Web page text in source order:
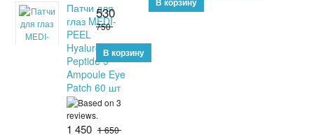
Патчи для
глаз MEDI-
PEEL
Hyaluron Aqua
Peptide 9
Ampoule Eye
Patch 60 шт
1 450 1 650
530
750